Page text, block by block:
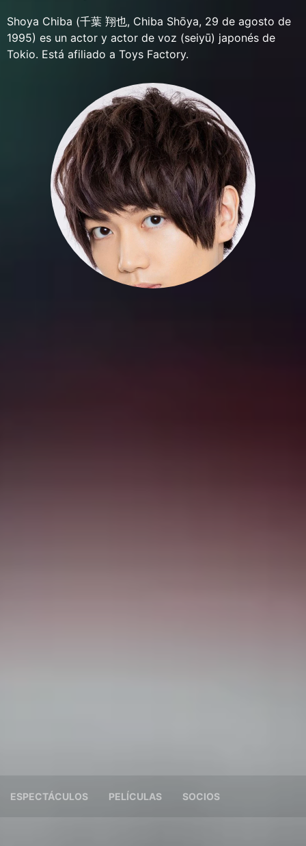
Shoya Chiba (千葉 翔也, Chiba Shōya, 29 de agosto de
1995) es un actor y actor de voz (seiyū) japonés de
Tokio. Está afiliado a Toys Factory.
ESPECTÁCULOS PELÍCULAS SOCIOS